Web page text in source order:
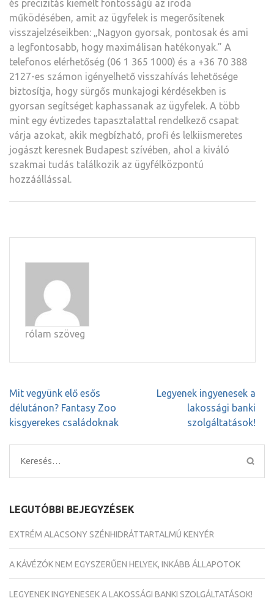
és precizitás kiemelt fontosságú az iroda
működésében, amit az ügyfelek is megerősítenek
visszajelzéseikben: „Nagyon gyorsak, pontosak és ami
a legfontosabb, hogy maximálisan hatékonyak.” A
telefonos elérhetőség (06 1 365 1000) és a +36 70 388
2127-es számon igényelhető visszahívás lehetősége
biztosítja, hogy sürgős munkajogi kérdésekben is
gyorsan segítséget kaphassanak az ügyfelek. A több
mint egy évtizedes tapasztalattal rendelkező csapat
várja azokat, akik megbízható, profi és lelkiismeretes
jogászt keresnek Budapest szívében, ahol a kiváló
szakmai tudás találkozik az ügyfélközpontú
hozzáállással.
rólam szöveg
Bejegyzés
navigáció
Mit vegyünk elő esős
délutánon? Fantasy Zoo
kisgyerekes családoknak
Legyenek ingyenesek a
lakossági banki
szolgáltatások!
Keresés:
LEGUTÓBBI BEJEGYZÉSEK
EXTRÉM ALACSONY SZÉNHIDRÁTTARTALMÚ KENYÉR
A KÁVÉZÓK NEM EGYSZERŰEN HELYEK, INKÁBB ÁLLAPOTOK
LEGYENEK INGYENESEK A LAKOSSÁGI BANKI SZOLGÁLTATÁSOK!